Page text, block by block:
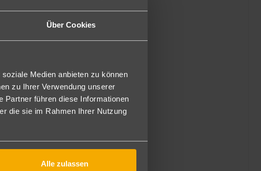
Über Cookies
Medien anbieten zu können
zu Ihrer Verwendung unserer
Partner führen diese Informationen
die sie im Rahmen Ihrer Nutzung
Alle zulassen